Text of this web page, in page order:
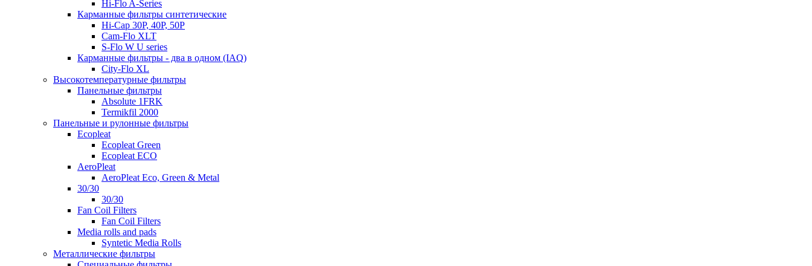
Hi-Flo A-Series
Карманные фильтры синтетические
Hi-Cap 30P, 40P, 50P
Cam-Flo XLT
S-Flo W U series
Карманные фильтры - два в одном (IAQ)
City-Flo XL
Высокотемпературные фильтры
Панельные фильтры
Absolute 1FRK
Termikfil 2000
Панельные и рулонные фильтры
Ecopleat
Ecopleat Green
Ecopleat ECO
AeroPleat
AeroPleat Eco, Green & Metal
30/30
30/30
Fan Coil Filters
Fan Coil Filters
Media rolls and pads
Syntetic Media Rolls
Металлические фильтры